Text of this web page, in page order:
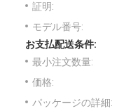
証明:
モデル番号:
お支払配送条件:
最小注文数量:
価格:
パッケージの詳細: